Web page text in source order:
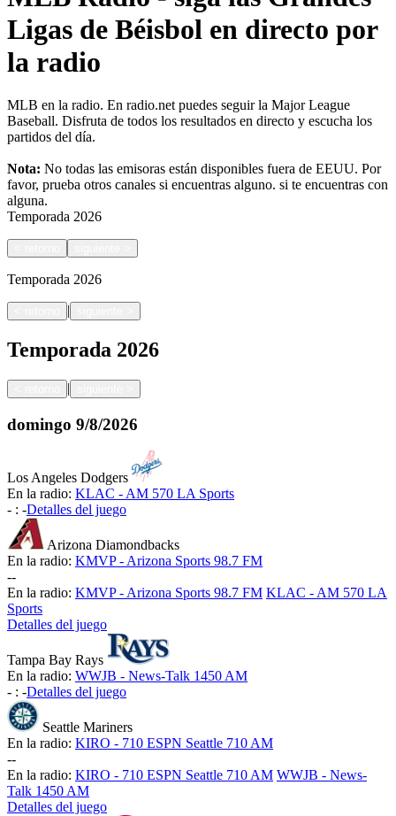
Ligas de Béisbol en directo por
la radio
MLB en la radio. En radio.net puedes seguir la Major League
Baseball. Disfruta de todos los resultados en directo y escucha los
partidos del día.
Nota: No todas las emisoras están disponibles fuera de EEUU. Por
favor, prueba otros canales si encuentras alguno. si te encuentras con
alguna.
Temporada 2026
Temporada 2026
|
Temporada 2026
|
domingo 9/8/2026
Los Angeles Dodgers
En la radio: KLAC - AM 570 LA Sports
- : -Detalles del juego
Arizona Diamondbacks
En la radio: KMVP - Arizona Sports 98.7 FM
--
En la radio: KMVP - Arizona Sports 98.7 FM KLAC - AM 570 LA
Sports
Detalles del juego
Tampa Bay Rays
En la radio: WWJB - News-Talk 1450 AM
- : -Detalles del juego
Seattle Mariners
En la radio: KIRO - 710 ESPN Seattle 710 AM
--
En la radio: KIRO - 710 ESPN Seattle 710 AM WWJB - News-
Talk 1450 AM
Detalles del juego